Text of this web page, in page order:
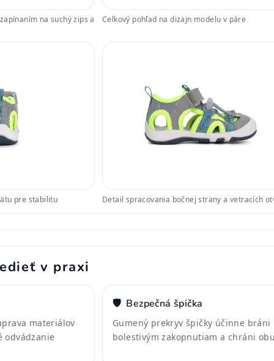
na suchý zips a
Celkový pohľad na dizajn modelu v páre
pre stabilitu Detail spracovania bočnej strany a vetracích
v praxi
materiálov
odvádzanie
🛡️ Bezpečná špička
Gumený prekryv špičky účinne bráni
bolestivým zakopnutiam a chráni